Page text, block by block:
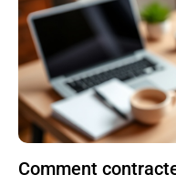
Comment